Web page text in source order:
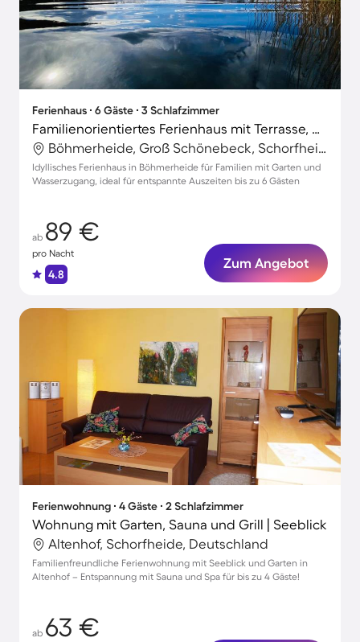
Ferienhaus ∙ 6 Gäste ∙ 3 Schlafzimmer
Familienorientiertes Ferienhaus mit Terrasse, Grill und Garten | Naturblick
Böhmerheide, Groß Schönebeck, Schorfheide
Idyllisches Ferienhaus in Böhmerheide für Familien mit Garten und
Wasserzugang, ideal für entspannte Auszeiten bis zu 6 Gästen
ab 89 €
pro Nacht
4.8
Zum Angebot
Ferienwohnung ∙ 4 Gäste ∙ 2 Schlafzimmer
Wohnung mit Garten, Sauna und Grill | Seeblick
Altenhof, Schorfheide, Deutschland
Familienfreundliche Ferienwohnung mit Seeblick und Garten in
Altenhof – Entspannung mit Sauna und Spa für bis zu 4 Gäste!
ab 63 €